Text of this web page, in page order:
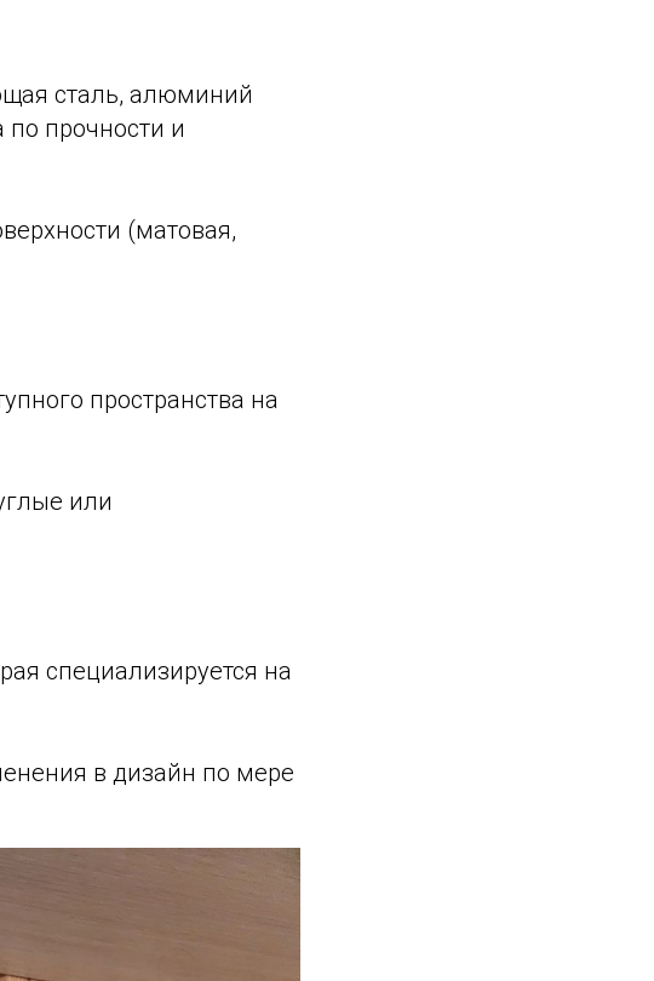
сталь, алюминий
прочности и
(матовая,
пространства на
или
специализируется на
в дизайн по мере